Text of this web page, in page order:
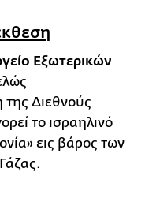
Εξωτερικών
Διεθνούς
το ισραηλινό
εις βάρος των